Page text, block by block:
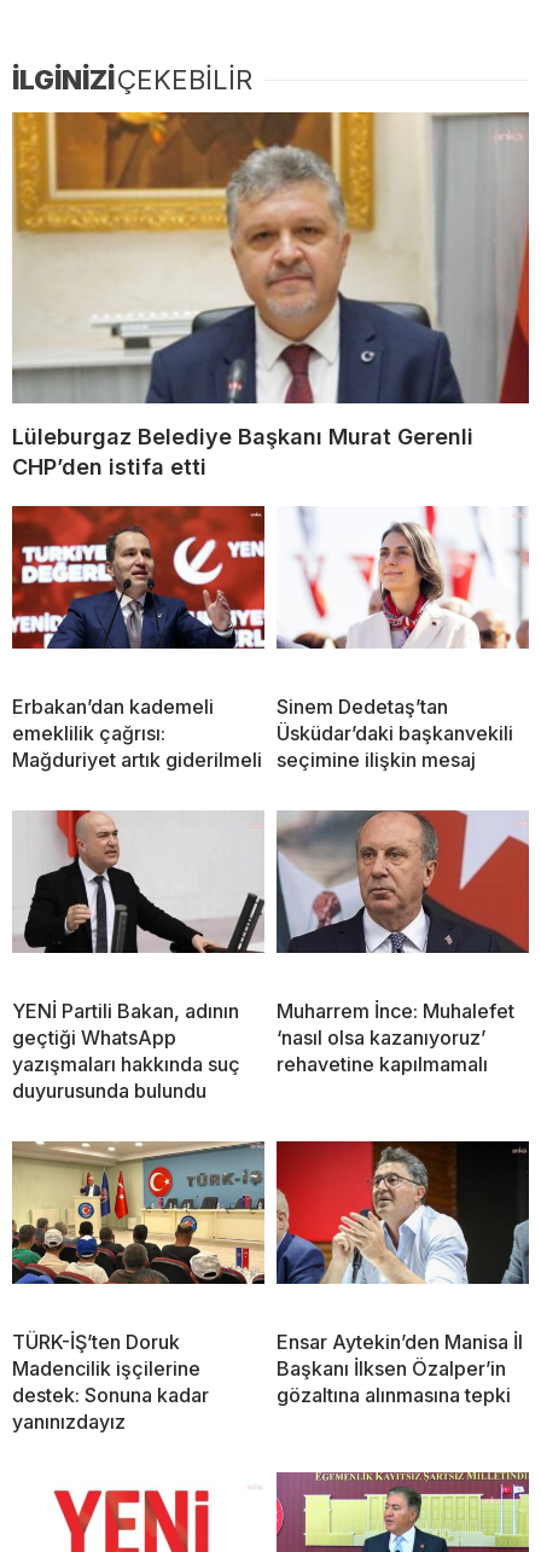
İLGİNİZİÇEKEBİLİR
Lüleburgaz Belediye Başkanı Murat Gerenli
CHP’den istifa etti
Erbakan’dan kademeli
emeklilik çağrısı:
Mağduriyet artık giderilmeli
Sinem Dedetaş’tan
Üsküdar’daki başkanvekili
seçimine ilişkin mesaj
YENİ Partili Bakan, adının
geçtiği WhatsApp
yazışmaları hakkında suç
duyurusunda bulundu
Muharrem İnce: Muhalefet
‘nasıl olsa kazanıyoruz’
rehavetine kapılmamalı
TÜRK-İŞ’ten Doruk
Madencilik işçilerine
destek: Sonuna kadar
yanınızdayız
Ensar Aytekin’den Manisa İl
Başkanı İlksen Özalper’in
gözaltına alınmasına tepki